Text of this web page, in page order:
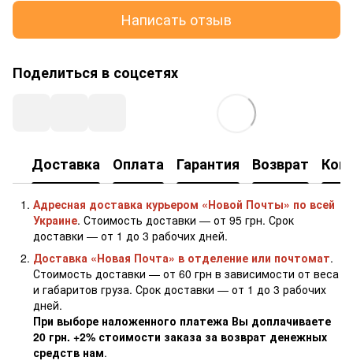
Написать отзыв
Поделиться в соцсетях
Доставка Оплата Гарантия Возврат
Адресная доставка курьером «Новой Почты» по всей
Украине. Стоимость доставки — от 95 грн. Срок
доставки — от 1 до 3 рабочих дней.
Доставка «Новая Почта» в отделение или почтомат.
Стоимость доставки — от 60 грн в зависимости от веса
и габаритов груза. Срок доставки — от 1 до 3 рабочих
дней.
При выборе наложенного платежа Вы доплачиваете
20 грн. +2% стоимости заказа за возврат денежных
средств нам.